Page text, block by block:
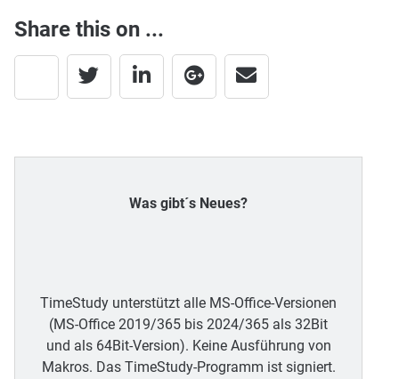
Share this on ...
Was gibt´s Neues?
TimeStudy unterstützt alle MS-Office-Versionen
(MS-Office 2019/365 bis 2024/365 als 32Bit
und als 64Bit-Version). Keine Ausführung von
Makros. Das TimeStudy-Programm ist signiert.